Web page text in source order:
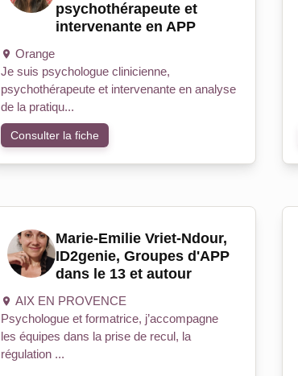
psychothérapeute et
intervenante en APP
Orange
Je suis psychologue clinicienne,
psychothérapeute et intervenante en analyse
de la pratiqu...
Consulter la fiche
Marie-Emilie Vriet-Ndour,
ID2genie, Groupes d'APP
dans le 13 et autour
AIX EN PROVENCE
Psychologue et formatrice, j’accompagne
les équipes dans la prise de recul, la
régulation ...